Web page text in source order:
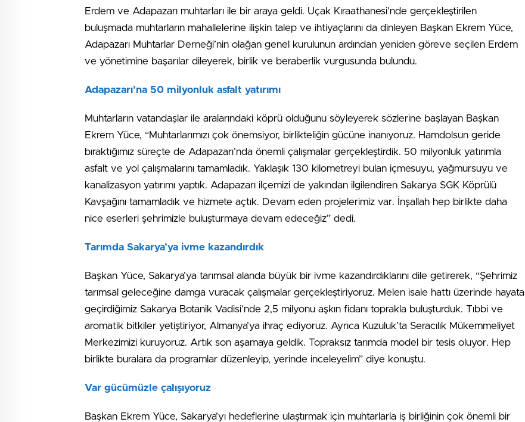
Erdem ve Adapazarı muhtarları ile bir araya geldi. Uçak Kıraathanesi’nde gerçekleştirilen
buluşmada muhtarların mahallelerine ilişkin talep ve ihtiyaçlarını da dinleyen Başkan Ekrem Yüce,
Adapazarı Muhtarlar Derneği’nin olağan genel kurulunun ardından yeniden göreve seçilen Erdem
ve yönetimine başarılar dileyerek, birlik ve beraberlik vurgusunda bulundu.
Adapazarı’na 50 milyonluk asfalt yatırımı
Muhtarların vatandaşlar ile aralarındaki köprü olduğunu söyleyerek sözlerine başlayan Başkan
Ekrem Yüce, “Muhtarlarımızı çok önemsiyor, birlikteliğin gücüne inanıyoruz. Hamdolsun geride
bıraktığımız süreçte de Adapazarı’nda önemli çalışmalar gerçekleştirdik. 50 milyonluk yatırımla
asfalt ve yol çalışmalarını tamamladık. Yaklaşık 130 kilometreyi bulan içmesuyu, yağmursuyu ve
kanalizasyon yatırımı yaptık. Adapazarı ilçemizi de yakından ilgilendiren Sakarya SGK Köprülü
Kavşağını tamamladık ve hizmete açtık. Devam eden projelerimiz var. İnşallah hep birlikte daha
nice eserleri şehrimizle buluşturmaya devam edeceğiz” dedi.
Tarımda Sakarya’ya ivme kazandırdık
Başkan Yüce, Sakarya’ya tarımsal alanda büyük bir ivme kazandırdıklarını dile getirerek, “Şehrimiz
tarımsal geleceğine damga vuracak çalışmalar gerçekleştiriyoruz. Melen isale hattı üzerinde hayata
geçirdiğimiz Sakarya Botanik Vadisi’nde 2,5 milyonu aşkın fidanı toprakla buluşturduk. Tıbbi ve
aromatik bitkiler yetiştiriyor, Almanya’ya ihraç ediyoruz. Ayrıca Kuzuluk’ta Seracılık Mükemmeliyet
Merkezimizi kuruyoruz. Artık son aşamaya geldik. Topraksız tarımda model bir tesis oluyor. Hep
birlikte buralara da programlar düzenleyip, yerinde inceleyelim” diye konuştu.
Var gücümüzle çalışıyoruz
Başkan Ekrem Yüce, Sakarya’yı hedeflerine ulaştırmak için muhtarlarla iş birliğinin çok önemli bir